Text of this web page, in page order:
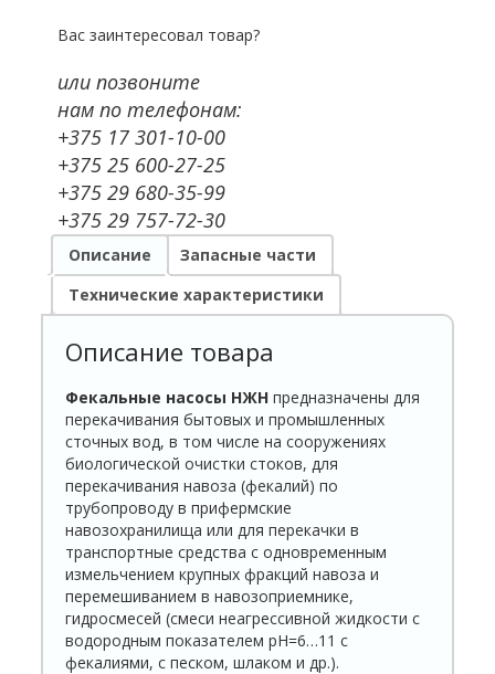
Вас заинтересовал товар?
или позвоните
нам по телефонам:
+375 17 301-10-00
+375 25 600-27-25
+375 29 680-35-99
+375 29 757-72-30
Описание
Запасные части
Технические характеристики
Описание товара
Фекальные насосы НЖНпредназначены для
перекачивания бытовых и промышленных
сточных вод, в том числе на сооружениях
биологической очистки стоков, для
перекачивания навоза (фекалий) по
трубопроводу в прифермские
навозохранилища или для перекачки в
транспортные средства с одновременным
измельчением крупных фракций навоза и
перемешиванием в навозоприемнике,
гидросмесей (смеси неагрессивной жидкости с
водородным показателем рН=6…11 с
фекалиями, с песком, шлаком и др.).